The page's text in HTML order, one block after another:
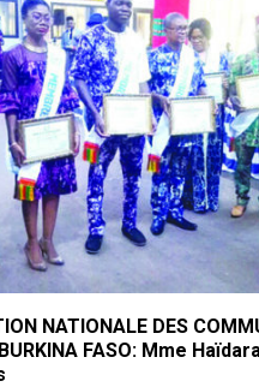
NATIONALE DES
FASO: Mme